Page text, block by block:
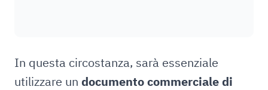
In questa circostanza, sarà essenziale
utilizzare un documento commerciale di